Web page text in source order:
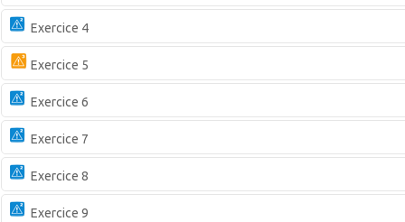
Exercice 4
Exercice 5
Exercice 6
Exercice 7
Exercice 8
Exercice 9